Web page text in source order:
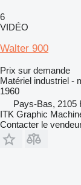
6
VIDÉO
Walter 900
Prix sur demande
Matériel industriel -
1960
Pays-Bas, 2105
ITK Graphic
Contacter le